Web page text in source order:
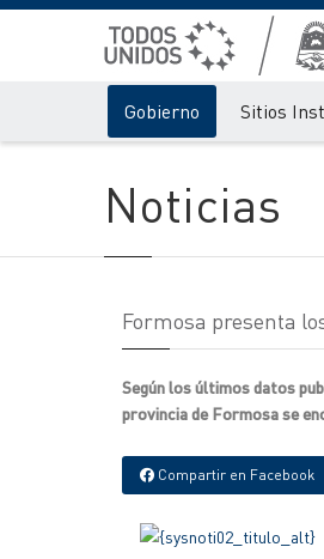
Gobierno Sitios
Noticias
Formosa presenta
Según los últimos datos
provincia de Formosa se
Compartir en Facebook